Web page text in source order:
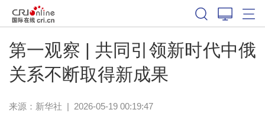
第一观察 | 共同引领新时代中俄
关系不断取得新成果
来源： 新华社 | 2026-05-19 00:19:47